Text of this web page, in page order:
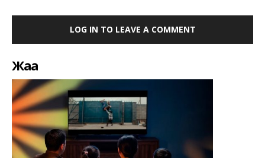
LOG IN TO LEAVE A COMMENT
Жаңа